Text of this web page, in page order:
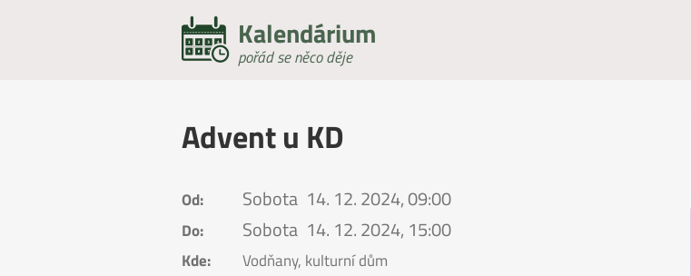
Kalendárium
pořád se něco děje
Advent u KD
Od: Sobota 14. 12. 2024, 09:00
Do: Sobota 14. 12. 2024, 15:00
Kde:
Vodňany, kulturní dům